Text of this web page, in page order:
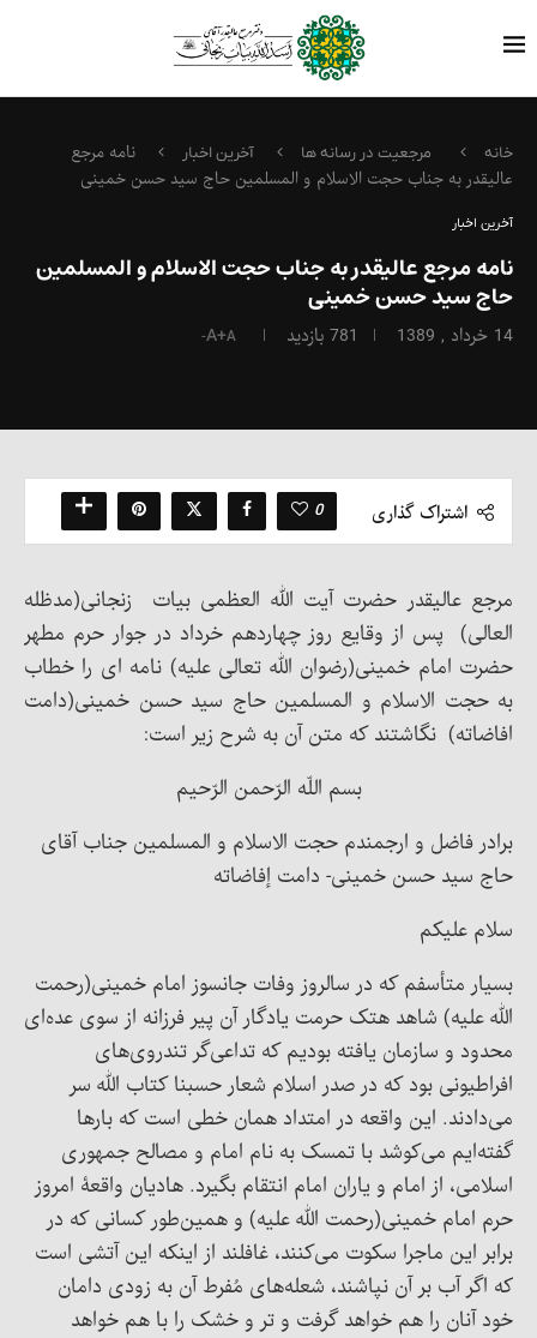
خانه مرجعیت در رسانه ها آخرین اخبار
نامه مرجع
عالیقدر به جناب حجت الاسلام و المسلمین حاج سید حسن خمینی
آخرین اخبار
نامه مرجع عالیقدر به جناب حجت الاسلام و المسلمین
حاج سید حسن خمینی
14 خرداد , 1389 781 بازدید A+A-
اشتراک گذاری 0
مرجع عالیقدر حضرت آیت الله العظمی بیات زنجانی(مدظله
العالی) پس از وقایع روز چهاردهم خرداد در جوار حرم مطهر
حضرت امام خمینی(رضوان الله تعالی علیه) نامه ای را خطاب
به حجت الاسلام و المسلمین حاج سید حسن خمینی(دامت
افاضاته) نگاشتند که متن آن به شرح زیر است:
بسم اللّه الرّحمن الرّحیم
برادر فاضل و ارجمندم حجت الاسلام و المسلمین جناب آقای
حاج سید حسن خمینی- دامت إفاضاته
سلام علیکم
بسیار متأسفم که در سالروز وفات جانسوز امام خمینی(رحمت
الله علیه) شاهد هتک حرمت یادگار آن پیر فرزانه از سوی عده‌ای
محدود و سازمان یافته بودیم که تداعی‌گر تندروی‌های
افراطیونی بود که در صدر اسلام شعار حسبنا کتاب الله سر
می‌دادند. این واقعه در امتداد همان خطی است که بارها
گفته‌ایم می‌کوشد با تمسک به نام امام و مصالح جمهوری
اسلامی، از امام و یاران امام انتقام بگیرد. هادیان واقعۀ امروز
حرم امام خمینی(رحمت الله علیه) و همین‌طور کسانی که در
برابر این ماجرا سکوت می‌کنند، غافلند از اینکه این آتشی است
که اگر آب بر آن نپاشند، شعله‌های مُفرط آن به زودی دامان
خود آنان را هم خواهد گرفت و تر و خشک را با هم خواهد